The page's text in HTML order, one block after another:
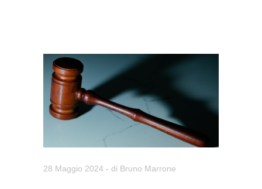
28 Maggio 2024 - di Bruno Marrone